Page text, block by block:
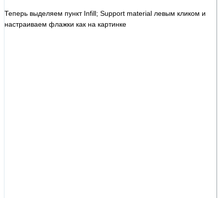
Теперь выделяем пункт Infill; Support material левым кликом и
настраиваем флажки как на картинке